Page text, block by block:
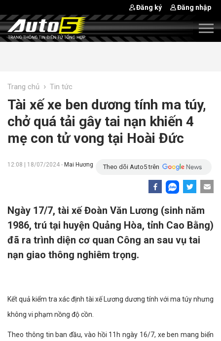
Đăng ký Đăng nhập
Trang chủ › Tin tức
Tài xế xe ben dương tính ma túy,
chở quá tải gây tai nạn khiến 4
mẹ con tử vong tại Hoài Đức
12:08 | 18/07/2024 - Mai Hương Theo dõi Auto5 trên
Ngày 17/7, tài xế Đoàn Văn Lương (sinh năm
1986, trú tại huyện Quảng Hòa, tỉnh Cao Bằng)
đã ra trình diện cơ quan Công an sau vụ tai
nạn giao thông nghiêm trọng.
Kết quả kiểm tra xác định tài xế Lương dương tính với ma túy nhưng
không vi phạm nồng độ cồn.
Theo thông tin ban đầu, vào hồi 11h ngày 16/7, xe ben mang biển